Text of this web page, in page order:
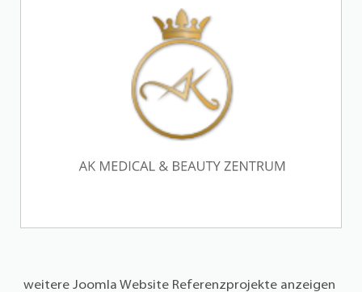
weitere Joomla Website Referenzprojekte anzeigen